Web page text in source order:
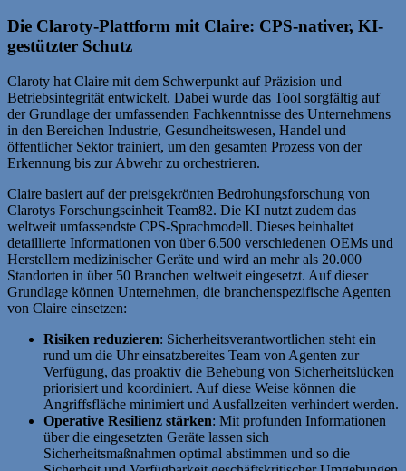
Die Claroty-Plattform mit Claire: CPS-nativer, KI-
gestützter Schutz
Claroty hat Claire mit dem Schwerpunkt auf Präzision und
Betriebsintegrität entwickelt. Dabei wurde das Tool sorgfältig auf
der Grundlage der umfassenden Fachkenntnisse des Unternehmens
in den Bereichen Industrie, Gesundheitswesen, Handel und
öffentlicher Sektor trainiert, um den gesamten Prozess von der
Erkennung bis zur Abwehr zu orchestrieren.
Claire basiert auf der preisgekrönten Bedrohungsforschung von
Clarotys Forschungseinheit Team82. Die KI nutzt zudem das
weltweit umfassendste CPS-Sprachmodell. Dieses beinhaltet
detaillierte Informationen von über 6.500 verschiedenen OEMs und
Herstellern medizinischer Geräte und wird an mehr als 20.000
Standorten in über 50 Branchen weltweit eingesetzt. Auf dieser
Grundlage können Unternehmen, die branchenspezifische Agenten
von Claire einsetzen:
Risiken reduzieren: Sicherheitsverantwortlichen steht ein
rund um die Uhr einsatzbereites Team von Agenten zur
Verfügung, das proaktiv die Behebung von Sicherheitslücken
priorisiert und koordiniert. Auf diese Weise können die
Angriffsfläche minimiert und Ausfallzeiten verhindert werden.
Operative Resilienz stärken: Mit profunden Informationen
über die eingesetzten Geräte lassen sich
Sicherheitsmaßnahmen optimal abstimmen und so die